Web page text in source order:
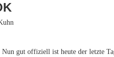
gut offiziell ist heute der letzte